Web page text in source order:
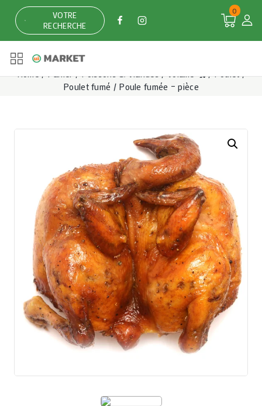
content
VOTRE
RECHERCHE
0
Home / Panier / Poissons & Viandes / Volaille 🐔 / Poulet /
Poulet fumé / Poule fumée – pièce